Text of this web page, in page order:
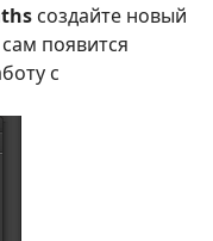
создайте новый
появится
с